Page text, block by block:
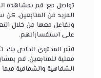
تواصل مع: قم بمشاهدة
المزيد من المتابعين. كن
وتفاعل معها من خلال
على استفساراتهم.
قيّم المحتوى الخاص بك:
فعلية للمتابعين. قم
الشفاهية والشفافية